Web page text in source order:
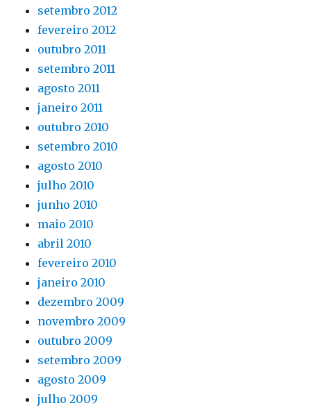
setembro 2012
fevereiro 2012
outubro 2011
setembro 2011
agosto 2011
janeiro 2011
outubro 2010
setembro 2010
agosto 2010
julho 2010
junho 2010
maio 2010
abril 2010
fevereiro 2010
janeiro 2010
dezembro 2009
novembro 2009
outubro 2009
setembro 2009
agosto 2009
julho 2009